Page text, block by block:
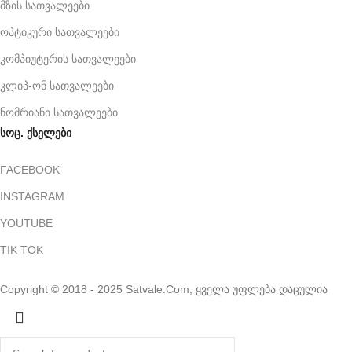
მზის სათვალეები
ოპტიკური სათვალეები
კომპიუტერის სათვალეები
კლიპ-ონ სათვალეები
ნომრიანი სათვალეები
სოც. ქსელები
FACEBOOK
INSTAGRAM
YOUTUBE
TIK TOK
Copyright © 2018 - 2025 Satvale.Com, ყველა უფლება დაცულია